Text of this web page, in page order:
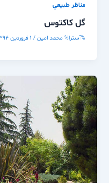
مناظر طبيعي
گل کاکتوس
%آسترا% محمد امین/ ۱ فروردین ۱۳۹۴